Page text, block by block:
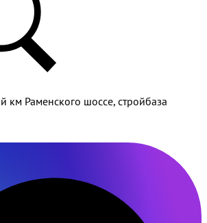
км Раменского шоссе, стройбаза